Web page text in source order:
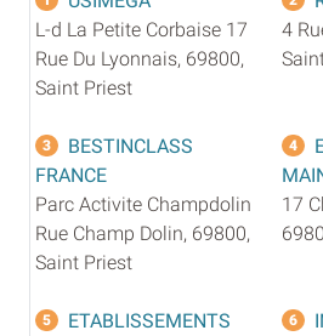
L-d La Petite Corbaise 17
Rue Du Lyonnais, 69800,
Saint Priest
4
3
BESTINCLASS
FRANCE
Parc Activite Champdolin
Rue Champ Dolin, 69800,
Saint Priest
4
17
5
ETABLISSEMENTS
6